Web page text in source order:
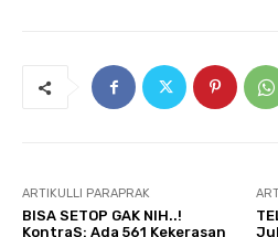
ARTIKULLI PARAPRAK
BISA SETOP GAK NIH..!
KontraS: Ada 561 Kekerasan